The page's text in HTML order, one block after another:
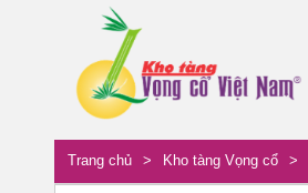
Trang chủ > Kho tàng Vọng cổ >